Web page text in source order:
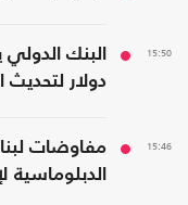
15:50
دولار
15:46
مفاوضات
الدبلوماسية